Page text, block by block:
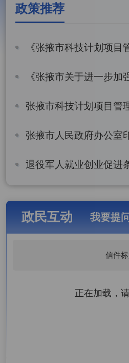
政策推荐
张掖市科技计划项目管
退役军人就业创业促进
政民互动 我要提问
信件
正在加载，